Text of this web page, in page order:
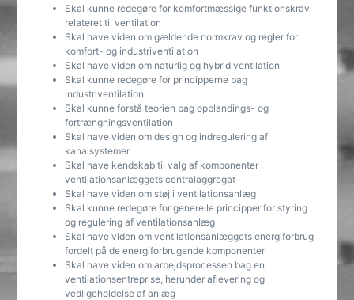
Skal kunne redegøre for komfortmæssige funktionskrav
relateret til ventilation
Skal have viden om gældende normkrav og regler for
komfort- og industriventilation
Skal have viden om naturlig og hybrid ventilation
Skal kunne redegøre for principperne bag
industriventilation
Skal kunne forstå teorien bag opblandings- og
fortrængningsventilation
Skal have viden om design og indregulering af
kanalsystemer
Skal have kendskab til valg af komponenter i
ventilationsanlæggets centralaggregat
Skal have viden om støj i ventilationsanlæg
Skal kunne redegøre for generelle principper for styring
og regulering af ventilationsanlæg
Skal have viden om ventilationsanlæggets energiforbrug
fordelt på de energiforbrugende komponenter
Skal have viden om arbejdsprocessen bag en
ventilationsentreprise, herunder aflevering og
vedligeholdelse af anlæg